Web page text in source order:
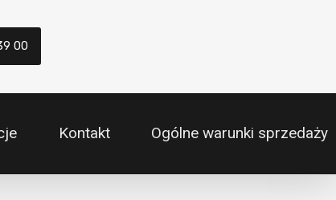
00
Kontakt Ogólne warunki sprzedaży